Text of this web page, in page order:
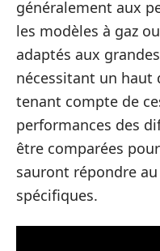
généralement aux
les modèles à gaz
adaptés aux
nécessitant un haut
tenant compte de
performances des
être comparées
sauront répondre
spécifiques.